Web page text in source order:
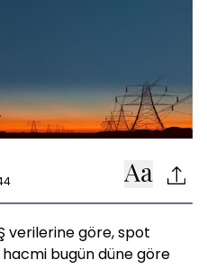
verilerine göre, spot
bugün düne göre